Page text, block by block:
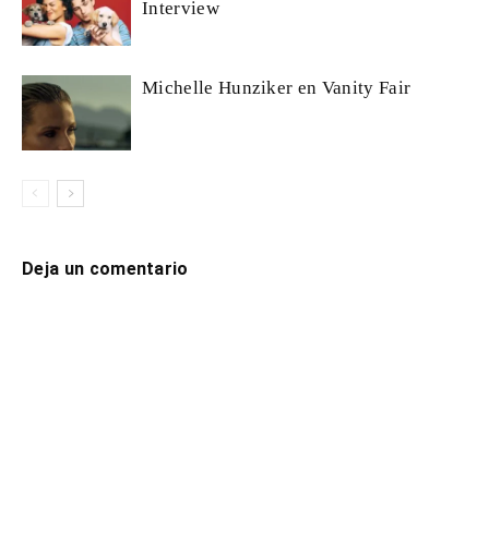
Interview
Michelle Hunziker en Vanity Fair
Deja un comentario